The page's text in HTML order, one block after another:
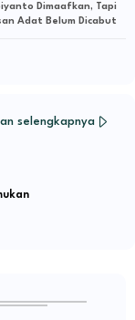
Dimaafkan, Tapi
Adat Belum Dicabut
selengkapnya